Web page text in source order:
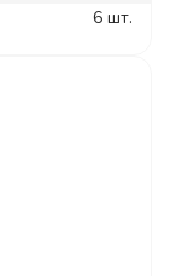
6 шт.